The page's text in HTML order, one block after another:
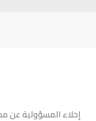
إخلاء المسؤولية عن